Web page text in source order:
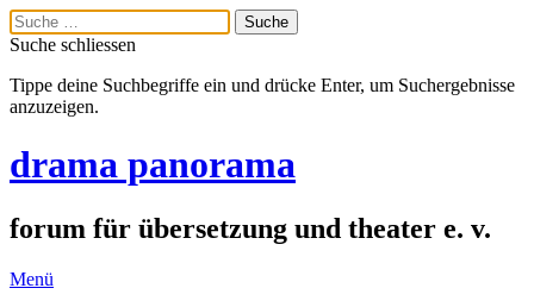
Suche schliessen
Tippe deine Suchbegriffe ein und drücke Enter, um Suchergebnisse
anzuzeigen.
drama panorama
forum für übersetzung und theater e. v.
Menü